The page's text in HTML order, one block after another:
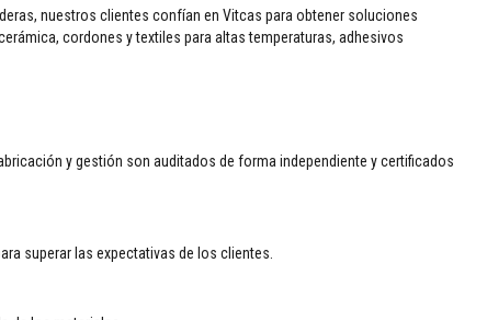
nuestros clientes confían en Vitcas para obtener soluciones
cordones y textiles para altas temperaturas, adhesivos
y gestión son auditados de forma independiente y certificados
superar las expectativas de los clientes.